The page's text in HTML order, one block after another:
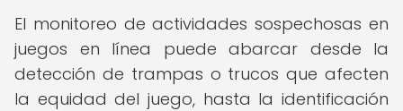
El monitoreo de actividades sospechosas en
juegos en línea puede abarcar desde la
detección de trampas o trucos que afecten
la equidad del juego, hasta la identificación